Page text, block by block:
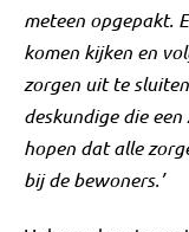
meteen opgepakt.
komen kijken en
zorgen uit te
deskundige die
hopen dat alle
bij de bewoners.’